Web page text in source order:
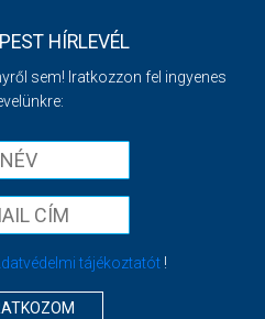
HÍRLEVÉL
sem! Iratkozzon fel ingyenes
tájékoztatót!